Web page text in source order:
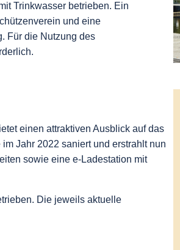
Trinkwasser betrieben. Ein
und eine
Für die Nutzung des
einen attraktiven Ausblick auf das
Jahr 2022 saniert und erstrahlt nun
sowie eine e-Ladestation mit
Die jeweils aktuelle